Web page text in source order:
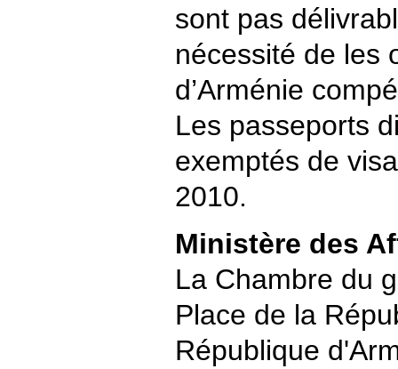
sont pas
nécessité de les
d’Arménie
Les passeports
exemptés de
2010.
Ministère des
La Chambre du
Place de la
République